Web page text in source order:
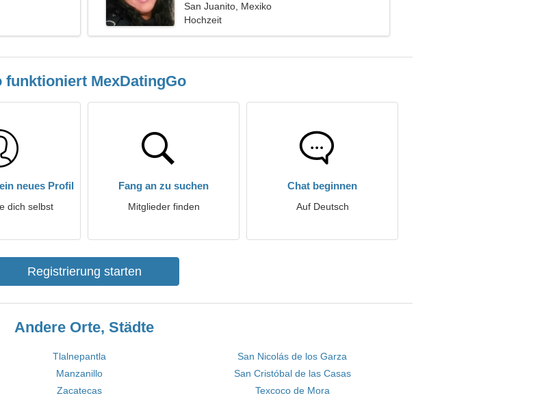
Haustiere
San Juanito, Mexiko
Hochzeit
funktioniert MexDatingGo
neues Profil
dich selbst
Fang an zu suchen
Mitglieder finden
Chat beginnen
Auf Deutsch
Registrierung starten
Andere Orte, Städte
Tlalnepantla
San Nicolás de los Garza
Manzanillo
San Cristóbal de las Casas
Zacatecas Texcoco de Mora